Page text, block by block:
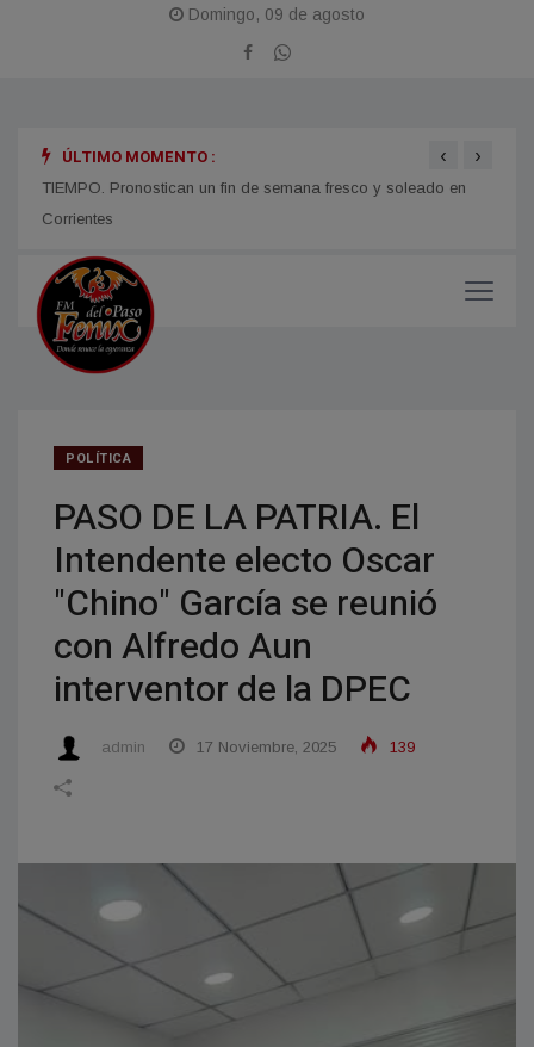
Domingo, 09 de agosto
ÚLTIMO MOMENTO :
TIEMPO. Pronostican un fin de semana fresco y soleado en
Corrientes
‹ ›
POLÍTICA
PASO DE LA PATRIA. El
Intendente electo Oscar
"Chino" García se reunió
con Alfredo Aun
interventor de la DPEC
admin 17 Noviembre, 2025 139